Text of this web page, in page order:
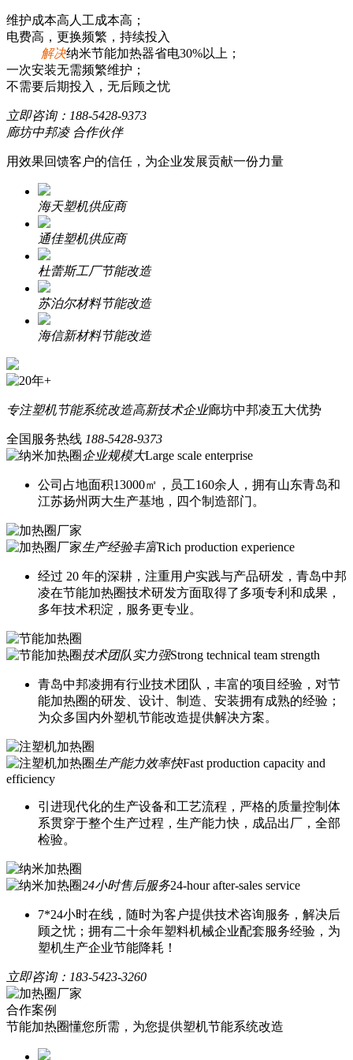
维护成本高人工成本高；
电费高，更换频繁，持续投入
解决纳米节能加热器省电30%以上；
一次安装无需频繁维护；
不需要后期投入，无后顾之忧
立即咨询： 188-5428-9373
廊坊中邦凌 合作伙伴
用效果回馈客户的信任，为企业发展贡献一份力量
海天塑机供应商
通佳塑机供应商
杜蕾斯工厂节能改造
苏泊尔材料节能改造
海信新材料节能改造
专注塑机节能系统改造高新技术企业廊坊中邦凌五大优势
全国服务热线 188-5428-9373
企业规模大Large scale enterprise
公司占地面积13000㎡，员工160余人，拥有山东青岛和
江苏扬州两大生产基地，四个制造部门。
生产经验丰富Rich production experience
经过 20 年的深耕，注重用户实践与产品研发，青岛中邦
凌在节能加热圈技术研发方面取得了多项专利和成果，
多年技术积淀，服务更专业。
技术团队实力强Strong technical team strength
青岛中邦凌拥有行业技术团队，丰富的项目经验，对节
能加热圈的研发、设计、制造、安装拥有成熟的经验；
为众多国内外塑机节能改造提供解决方案。
生产能力效率快Fast production capacity and
efficiency
引进现代化的生产设备和工艺流程，严格的质量控制体
系贯穿于整个生产过程，生产能力快，成品出厂，全部
检验。
24小时售后服务24-hour after-sales service
7*24小时在线，随时为客户提供技术咨询服务，解决后
顾之忧；拥有二十余年塑料机械企业配套服务经验，为
塑机生产企业节能降耗！
立即咨询： 183-5423-3260
合作案例
节能加热圈懂您所需，为您提供塑机节能系统改造